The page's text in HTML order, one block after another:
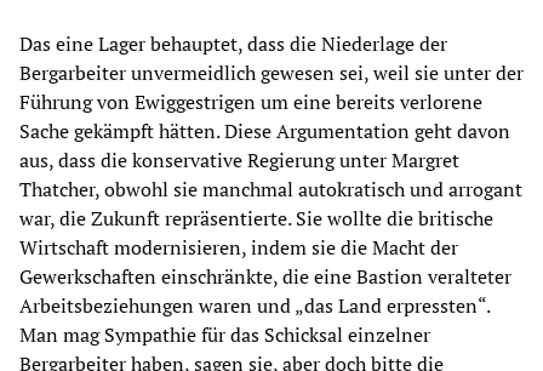
Das eine Lager behauptet, dass die Niederlage der
Bergarbeiter unvermeidlich gewesen sei, weil sie unter der
Führung von Ewiggestrigen um eine bereits verlorene
Sache gekämpft hätten. Diese Argumentation geht davon
aus, dass die konservative Regierung unter Margret
Thatcher, obwohl sie manchmal autokratisch und arrogant
war, die Zukunft repräsentierte. Sie wollte die britische
Wirtschaft modernisieren, indem sie die Macht der
Gewerkschaften einschränkte, die eine Bastion veralteter
Arbeitsbeziehungen waren und „das Land erpressten“.
Man mag Sympathie für das Schicksal einzelner
Bergarbeiter haben, sagen sie, aber doch bitte die